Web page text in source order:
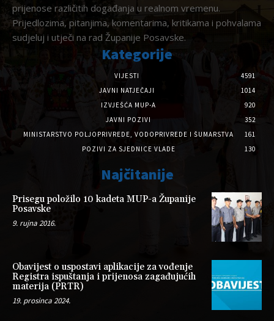
prijenose različitih događanja u realnom vremenu.
Prijedlozima, pitanjima, komentarima, kritikama i pohvalama
sudjeluj i utječi na rad Županije Posavske.
Kategorije
VIJESTI
4591
JAVNI NATJEČAJI
1014
IZVJEŠĆA MUP-A
920
JAVNI POZIVI
352
MINISTARSTVO POLJOPRIVREDE, VODOPRIVREDE I ŠUMARSTVA
161
POZIVI ZA SJEDNICE VLADE
130
Najčitanije
Prisegu položilo 10 kadeta MUP-a Županije
Posavske
9. rujna 2016.
Obavijest o uspostavi aplikacije za vođenje
Registra ispuštanja i prijenosa zagađujućih
materija (PRTR)
19. prosinca 2024.